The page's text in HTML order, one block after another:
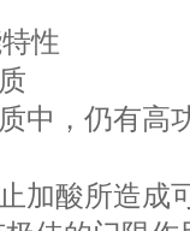
性
中，仍有高
加酸所造成